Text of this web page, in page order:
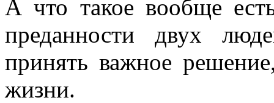
А что такое вообще
преданности двух
принять важное
жизни.